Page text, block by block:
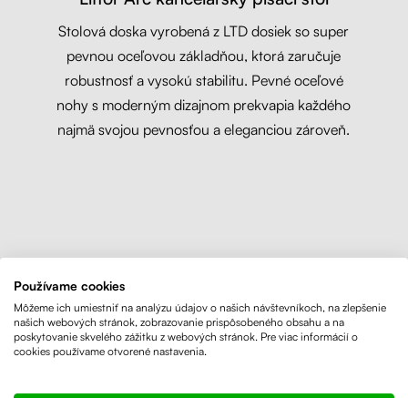
Stolová doska vyrobená z LTD dosiek so super
pevnou oceľovou základňou, ktorá zaručuje
robustnosť a vysokú stabilitu. Pevné oceľové
nohy s moderným dizajnom prekvapia každého
najmä svojou pevnosťou a eleganciou zároveň.
Používame cookies
Môžeme ich umiestniť na analýzu údajov o našich návštevníkoch, na zlepšenie
našich webových stránok, zobrazovanie prispôsobeného obsahu a na
poskytovanie skvelého zážitku z webových stránok. Pre viac informácií o
cookies používame otvorené nastavenia.